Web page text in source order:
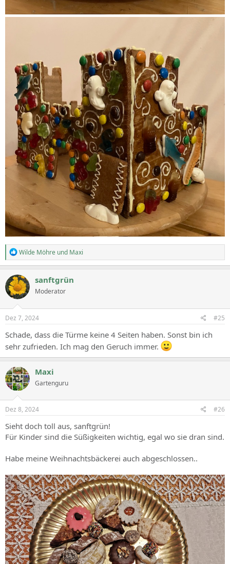
R
e
a
c
t
i
o
n
s
Wilde Möhre und Maxi
sanftgrün
Moderator
Dez 7, 2024 #25
Schade, dass die Türme keine 4 Seiten haben. Sonst bin ich
sehr zufrieden. Ich mag den Geruch immer.
Maxi
Gartenguru
Dez 8, 2024 #26
Sieht doch toll aus, sanftgrün!
Für Kinder sind die Süßigkeiten wichtig, egal wo sie dran sind.
Habe meine Weihnachtsbäckerei auch abgeschlossen..